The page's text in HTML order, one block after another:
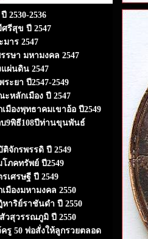
2530-2536
รีสุข ปี 2547
าร 2547
รษา มหามงคล 2547
ผ่นดิน 2547
ะยา ปี2547-2549
หลักเมือง ปี 2547
มืองพุทธาคมเขาอ้อ ปี2549
9พิธี108ปีท่านขุนพันธ์
จักรพรรดิ ปี 2549
ภคทรัพย์ ปี2549
เศรษฐี ปี 2549
มืองมหามงคล 2550
าริย์ราชันดำ ปี 2550
วสุวรรณภูมิ ปี 2550
รู 50 พ่อสั่งให้ลูกรวยตลอด